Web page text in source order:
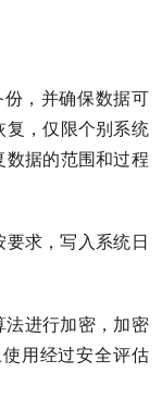
份，并确保数据可
，仅限个别系统
据的范围和过程
要求，写入系统日
法进行加密，加密
用经过安全评估